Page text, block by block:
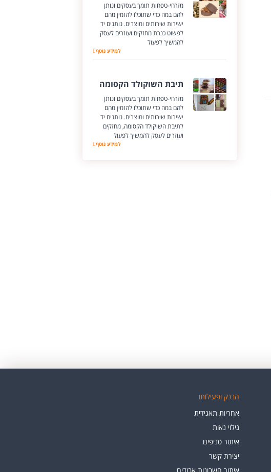
מזרחי-טפחות תומך בעסקים ונותן
להם במה כדי שתוכלו להזמין מהם
ישירות שירותים ומוצרים. נותנים יד
לפשוט כנרת מחזקים ועוזרים לעסק
להמשיך לפעול
פשוט כנרתלמידע נוסף
תיבת השוקולד הקסומה
מזרחי-טפחות תומך בעסקים ונותן
להם במה כדי שתוכלו להזמין מהם
ישירות שירותים ומוצרים. נותנים יד
לתיבת השוקולד הקסומה, מחזקים
ועוזרים לעסק להמשיך לפעול
תיבת השוקולד הקסומה
למידע נוסף
הבנק ופעילותו
אחריות תאגידית
גילוי נאות
איתור סניפים
יצירת קשר